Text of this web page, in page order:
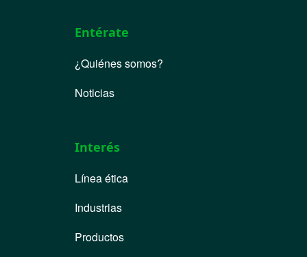
Entérate
¿Quiénes somos?
Noticias
Interés
Línea ética
Industrias
Productos